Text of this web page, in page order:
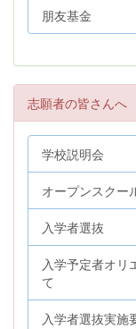
朋友基金
志願者の皆さんへ
学校説明会
オープンスクー
入学者選抜
入学予定者オリ
て
入学者選抜実施